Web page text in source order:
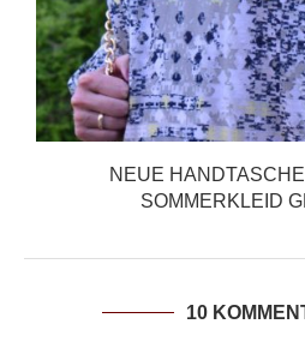
NEUE
SOMMERKLEID
10